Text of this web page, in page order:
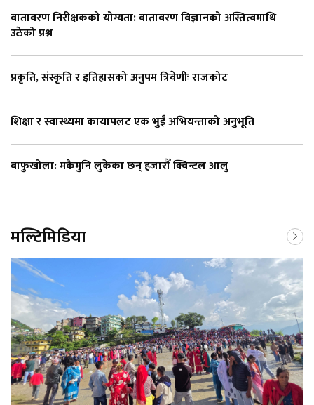
वातावरण निरीक्षकको योग्यता: वातावरण विज्ञानको अस्तित्वमाथि
उठेको प्रश्न
प्रकृति, संस्कृति र इतिहासको अनुपम त्रिवेणीः राजकोट
शिक्षा र स्वास्थ्यमा कायापलट एक भुईँ अभियन्ताको अनुभूति
बाफुखोला: मकैमुनि लुकेका छन् हजारौँ क्विन्टल आलु
मल्टिमिडिया